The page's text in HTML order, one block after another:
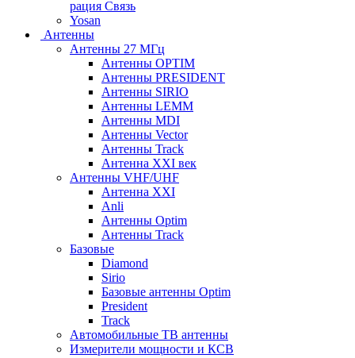
рация Связь
Yosan
Антенны
Антенны 27 МГц
Антенны OPTIM
Антенны PRESIDENT
Антенны SIRIO
Антенны LEMM
Антенны MDI
Антенны Vector
Антенны Track
Антенна XXI век
Антенны VHF/UHF
Антенна XXI
Anli
Антенны Optim
Антенны Track
Базовые
Diamond
Sirio
Базовые антенны Optim
President
Track
Автомобильные ТВ антенны
Измерители мощности и КСВ